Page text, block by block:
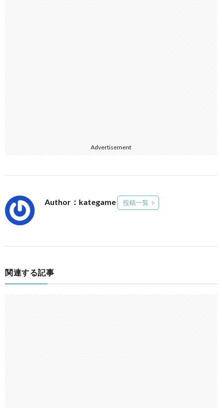
Advertisement
Author：kategame 投稿一覧
関連する記事